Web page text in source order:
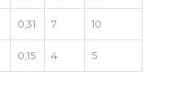
0,31 7 10
0,15 4 5